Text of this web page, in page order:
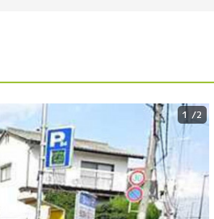
1 /2